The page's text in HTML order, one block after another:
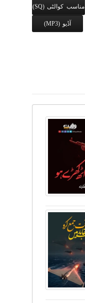
مناسب کوالٹی (SQ)
آڈیو (MP3)